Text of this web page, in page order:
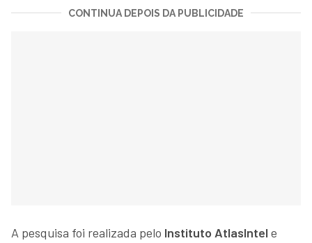
CONTINUA DEPOIS DA PUBLICIDADE
A pesquisa foi realizada pelo Instituto AtlasIntel e